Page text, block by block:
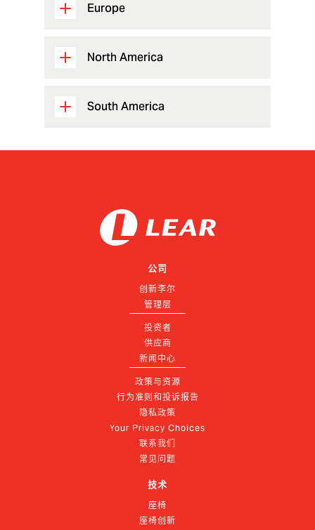
Europe
North America
South America
公司
创新李尔
管理层
投资者
供应商
新闻中心
政策与资源
行为准则和投诉报告
隐私政策
Your Privacy Choices
联系我们
常见问题
技术
座椅
座椅创新